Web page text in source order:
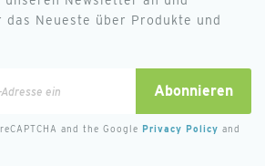
Neueste über Produkte und
Abonnieren
and the Google Privacy Policy and